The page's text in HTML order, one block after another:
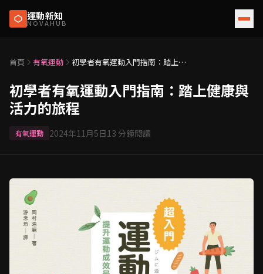
運動新知
NOVAHUB
首頁 有氧運動
初學者有氧運動入門指南：踏上健
初學者有氧運動入門指南：踏上健康與
活力的旅程
有氧運動 2024年11月5日13 分鐘閱讀